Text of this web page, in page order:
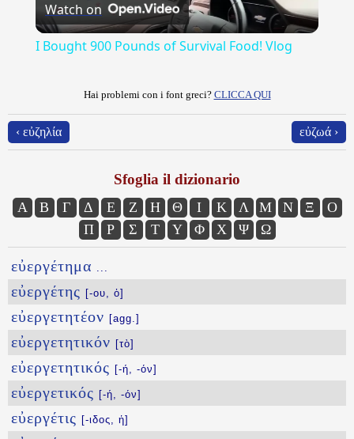
Video
Watch on
I Bought 900 Pounds of Survival Food! Vlog
Hai problemi con i font greci? CLICCA QUI
‹ εὐζηλία εὐζωά ›
Sfoglia il dizionario
Α Β Γ Δ Ε Ζ Η Θ Ι Κ Λ Μ Ν Ξ
Ο
Π
Ρ Σ Τ Υ Φ Χ Ψ Ω
εὐεργέτημα ...
εὐεργέτης [-ου, ὁ]
εὐεργετητέον [agg.]
εὐεργετητικόν [τὸ]
εὐεργετητικός [-ή, -όν]
εὐεργετικός [-ή, -όν]
εὐεργέτις [-ιδος, ἡ]